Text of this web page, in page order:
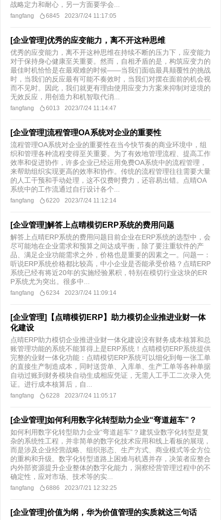
战略定力和耐心，另一方面要学会...
fangfang 6845 2023/7/24 11:17:05
[企业管理]优秀的应变能力，离不开这种思维
优秀的应变能力，离不开这种思维在持续不断的压力下，应变能力
对于保持身心健康至关重要。然而，自相矛盾的是，构筑应变力的
最佳时机恰恰是在最艰难的时候——当我们面临最具颠覆性的挑战
时，当我们的反应最有可能不奏效时，当我们对摆在面前的机会视
而不见时。因此，我们就更有理由使用应变力方案来抑制对逆境的
无效反应，用创造力和机智取代消...
fangfang 6013 2023/7/24 11:14:47
[企业管理]流程管理OA系统对企业的重要性
流程管理OA系统对企业的重要性在当今快节奏的商业环境中，组
织和管理各种流程变得至关重要。为了有效地管理流程、提高工作
效率和促进协作，许多企业已经运用免费OA系统中的流程管理，
来帮助组织实现更高的效率和协作。传统的流程管理往往需要大量
的人工干预和手动处理，这不仅费时费力，还容易出错。点晴OA
系统中的工作流通过自行设计各个...
fangfang 6220 2023/7/24 11:12:14
[企业管理]解答上点晴模切ERP系统的费用问题
解答上点晴ERP系统的费用问题目前企业在ERP系统的选型中，会
尽可能地在企业需求和预算之间达成平衡，除了要注重软件的产
品、满足企业功能需求之外，价格也是重要的因素之一。问题一：
听说ERP系统价格都比较高，中小企业是否能承受价格？点晴ERP
系统已经有将近20年的实施经验累积，特别在模切行业这块的ER
P系统尤为突出。很多中...
fangfang 6234 2023/7/24 11:09:14
[企业管理]【点晴模切ERP】助力模切企业推进业财一体
化建设
点晴ERP助力模切企业推进业财一体化建设没有财务成本核算和总
账管理功能的系统不能算得上是ERP系统！点晴模切ERP系统提供
完整的业财一体化功能：点晴模切ERP系统可以细化到每一张工单
的直接生产制造成本，同时送货单、入库单、生产工单等各种单据
自动过账到财务模块自动生成相应凭证，无需人工手工二次录入凭
证。进行成本核算后，自...
fangfang 6228 2023/7/24 11:05:17
[企业管理]如何利用数字化转型助力企业“弯道超车”？
如何利用数字化转型助力企业“弯道超车”？建筑业数字化转型是复
杂的系统性工程，并非简单的数字化技术应用和线上看板的展现，
而是涉及企业经营战略、组织形态、生产方式、商业模式等全方位
的重构和升级。数字化转型道路上困难与机遇并存，决策者应整合
内外部资源提升企业整体的数字化能力，洞察经营管理过程中的不
确定性，应对市场、技术等的实...
fangfang 6886 2023/7/21 12:32:25
[企业管理]价值为纲，华为价值管理的实质就这三句话